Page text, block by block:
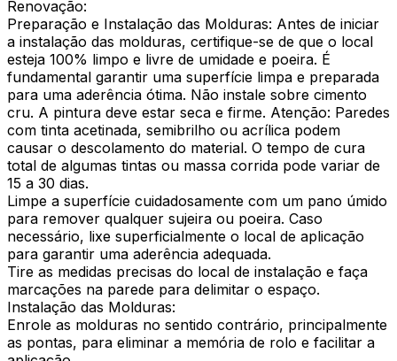
Renovação:
Preparação e Instalação das Molduras: Antes de iniciar
a instalação das molduras, certifique-se de que o local
esteja 100% limpo e livre de umidade e poeira. É
fundamental garantir uma superfície limpa e preparada
para uma aderência ótima. Não instale sobre cimento
cru. A pintura deve estar seca e firme. Atenção: Paredes
com tinta acetinada, semibrilho ou acrílica podem
causar o descolamento do material. O tempo de cura
total de algumas tintas ou massa corrida pode variar de
15 a 30 dias.
Limpe a superfície cuidadosamente com um pano úmido
para remover qualquer sujeira ou poeira. Caso
necessário, lixe superficialmente o local de aplicação
para garantir uma aderência adequada.
Tire as medidas precisas do local de instalação e faça
marcações na parede para delimitar o espaço.
Instalação das Molduras:
Enrole as molduras no sentido contrário, principalmente
as pontas, para eliminar a memória de rolo e facilitar a